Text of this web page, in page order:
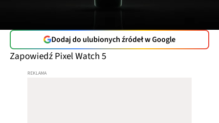
Dodaj do ulubionych źródeł w Google
Zapowiedź Pixel Watch 5